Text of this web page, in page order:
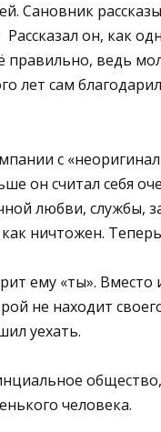
Сановник
Рассказал он, как
правильно, ведь
лет сам
с
он считал себя
любви, службы,
ничтожен.
ему «ты».
не находит
уехать.
человека.